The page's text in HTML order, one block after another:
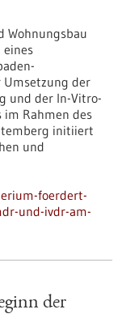
Wohnungsbau
der
und der In-Vitro-
im Rahmen des
initiiert
und
foerdert-
und-ivdr-am-
der